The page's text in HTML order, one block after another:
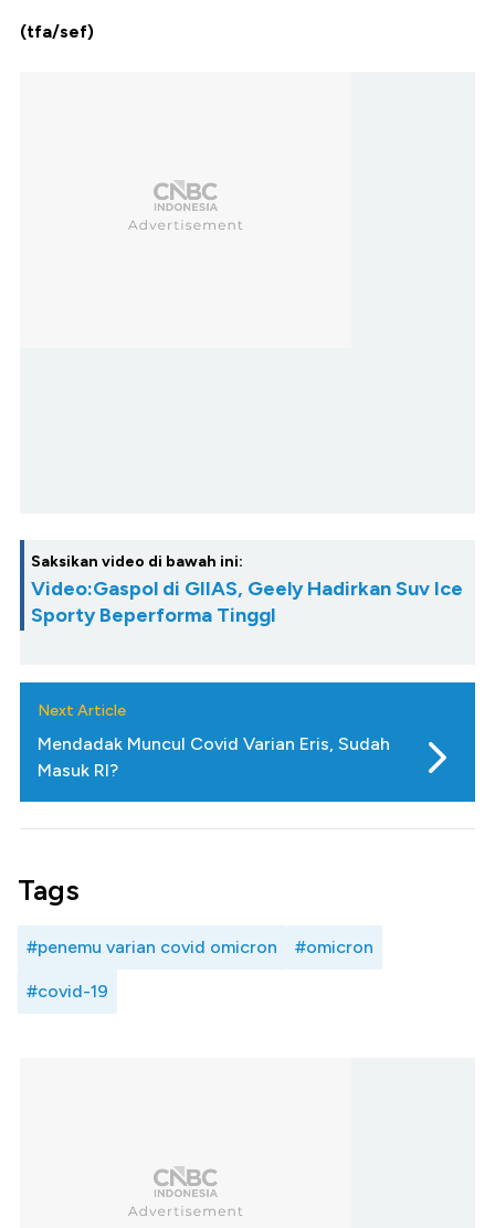
(tfa/sef)
Saksikan video di bawah ini:
Video:Gaspol di GIIAS, Geely Hadirkan Suv Ice
Sporty Beperforma TinggI
Next Article
Mendadak Muncul Covid Varian Eris, Sudah
Masuk RI?
Tags
#penemu varian covid omicron #omicron
#covid-19